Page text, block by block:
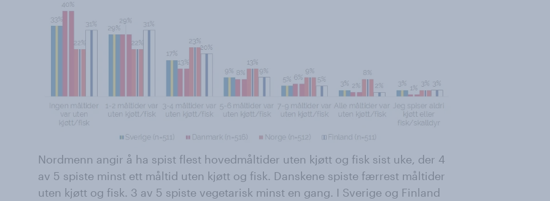
Nordmenn angir å ha spist flest hovedmåltider uten kjøtt og fisk sist uke, der 4
av 5 spiste minst ett måltid uten kjøtt og fisk. Danskene spiste færrest måltider
uten kjøtt og fisk. 3 av 5 spiste vegetarisk minst en gang. I Sverige og Finland